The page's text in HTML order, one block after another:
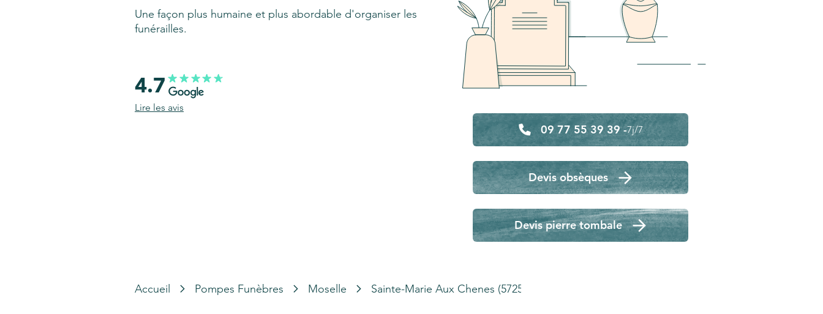
Nos services en plus
Une façon plus humaine et plus abordable d'organiser les
funérailles.
09 77 55 39 39 -7j/7
Devis obsèques
Devis pierre tombale
4.7
Lire les avis
Accueil Pompes Funèbres Moselle Sainte-Marie Aux Chenes (57255)